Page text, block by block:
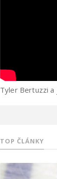
Tyler Bertuzzi a
TOP ČLÁNKY